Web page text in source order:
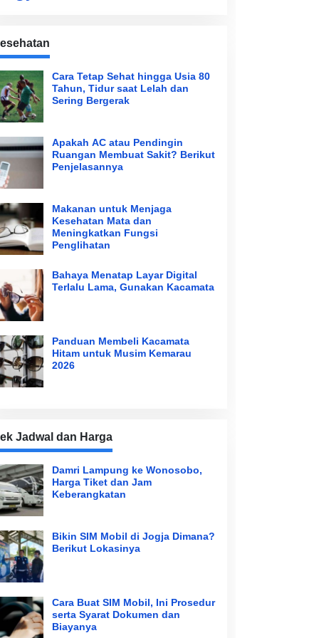
Cara Tetap Sehat hingga Usia 80
Tahun, Tidur saat Lelah dan
Sering Bergerak
Apakah AC atau Pendingin
Ruangan Membuat Sakit? Berikut
Penjelasannya
Makanan untuk Menjaga
Kesehatan Mata dan
Meningkatkan Fungsi
Penglihatan
Bahaya Menatap Layar Digital
Terlalu Lama, Gunakan Kacamata
Panduan Membeli Kacamata
Hitam untuk Musim Kemarau
2026
Jadwal dan Harga
Damri Lampung ke Wonosobo,
Harga Tiket dan Jam
Keberangkatan
Bikin SIM Mobil di Jogja Dimana?
Berikut Lokasinya
Cara Buat SIM Mobil, Ini Prosedur
serta Syarat Dokumen dan
Biayanya